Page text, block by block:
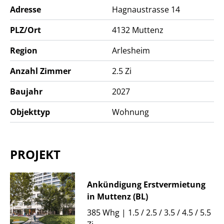
Adresse
Hagnaustrasse 14
PLZ/Ort
4132 Muttenz
Region
Arlesheim
Anzahl Zimmer
2.5 Zi
Baujahr
2027
Objekttyp
Wohnung
PROJEKT
Ankündigung Erstvermietung
in Muttenz (BL)
385 Whg | 1.5 / 2.5 / 3.5 / 4.5 / 5.5